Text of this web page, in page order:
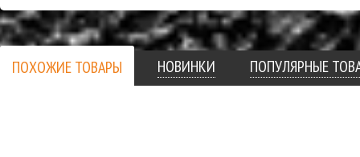
ПОХОЖИЕ ТОВАРЫ НОВИНКИ ПОПУЛЯРНЫЕ